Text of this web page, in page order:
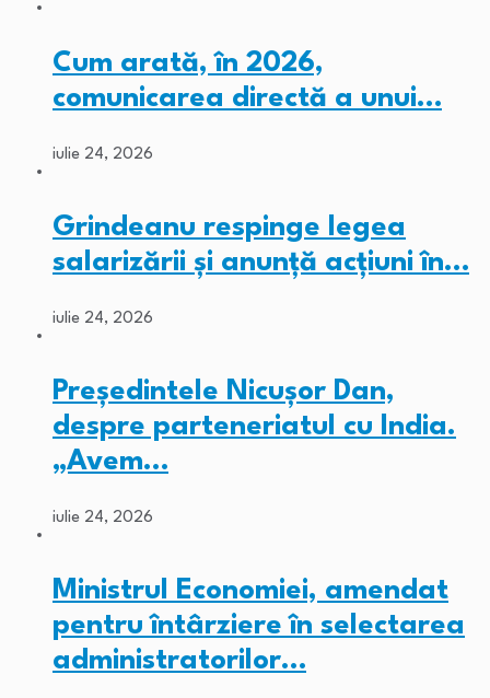
Cum arată, în 2026,
comunicarea directă a unui…
iulie 24, 2026
Grindeanu respinge legea
salarizării și anunță acțiuni în…
iulie 24, 2026
Președintele Nicușor Dan,
despre parteneriatul cu India.
„Avem…
iulie 24, 2026
Ministrul Economiei, amendat
pentru întârziere în selectarea
administratorilor…